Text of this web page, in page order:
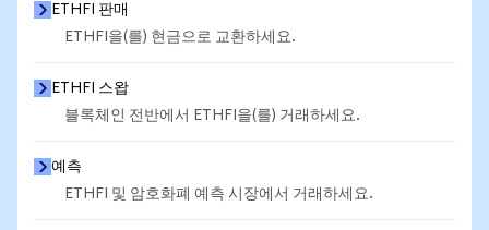
ETHFI 판매
ETHFI을(를) 현금으로 교환하세요.
ETHFI 스왑
블록체인 전반에서 ETHFI을(를) 거래하세요.
예측
ETHFI 및 암호화폐 예측 시장에서 거래하세요.